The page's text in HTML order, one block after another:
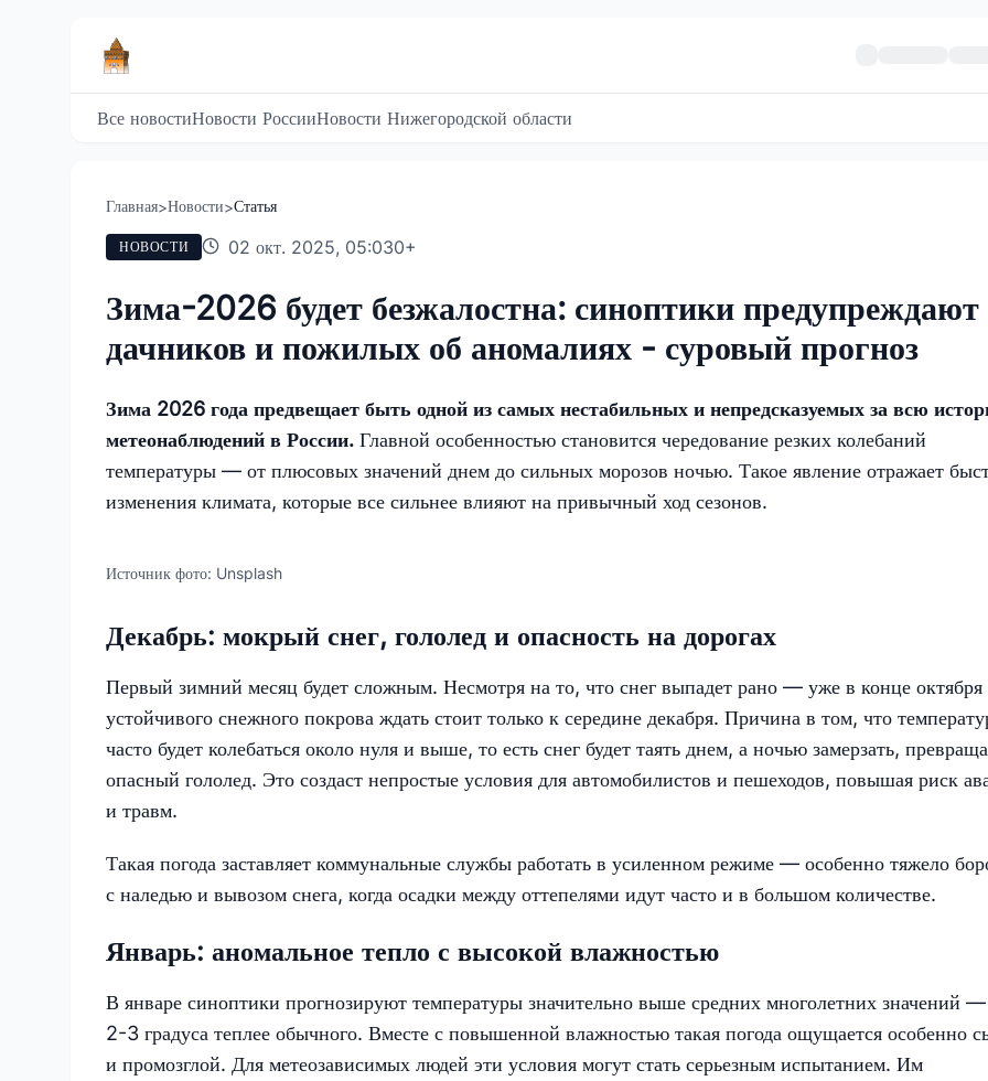
Все новостиНовости РоссииНовости Нижегородской области
Главная>Новости>Статья
НОВОСТИ 02 окт. 2025, 05:030+
Зима-2026 будет безжалостна: синоптики предупреждают
дачников и пожилых об аномалиях - суровый прогноз
Зима 2026 года предвещает быть одной из самых нестабильных и непредсказуемых за всю
метеонаблюдений в России. Главной особенностью становится чередование резких колебаний
температуры — от плюсовых значений днем до сильных морозов ночью. Такое явление отражает
изменения климата, которые все сильнее влияют на привычный ход сезонов.
Источник фото: Unsplash
Декабрь: мокрый снег, гололед и опасность на дорогах
Первый зимний месяц будет сложным. Несмотря на то, что снег выпадет рано — уже в конце
устойчивого снежного покрова ждать стоит только к середине декабря. Причина в том, что
часто будет колебаться около нуля и выше, то есть снег будет таять днем, а ночью замерзать,
опасный гололед. Это создаст непростые условия для автомобилистов и пешеходов, повышая риск
и травм.
Такая погода заставляет коммунальные службы работать в усиленном режиме — особенно тяжело
с наледью и вывозом снега, когда осадки между оттепелями идут часто и в большом количестве.
Январь: аномальное тепло с высокой влажностью
В январе синоптики прогнозируют температуры значительно выше средних многолетних значений
2-3 градуса теплее обычного. Вместе с повышенной влажностью такая погода ощущается особенно
и промозглой. Для метеозависимых людей эти условия могут стать серьезным испытанием. Им